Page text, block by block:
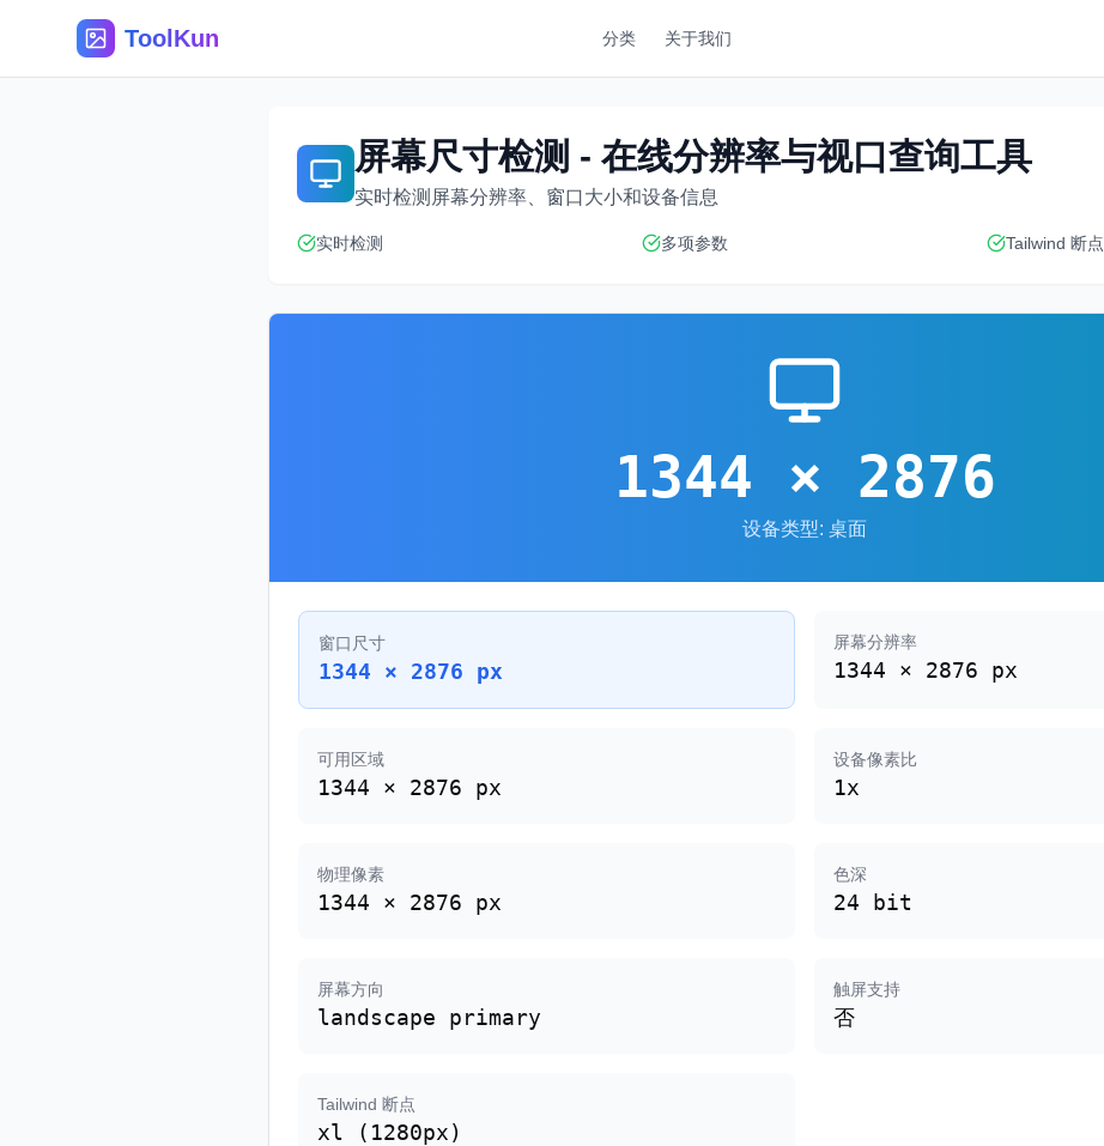
ToolKun 分类 关于我们
屏幕尺寸检测 - 在线分辨率与视口查询工具
实时检测屏幕分辨率、窗口大小和设备信息
实时检测 多项参数 Tailwind 断点
1344 × 2876
设备类型: 桌面
窗口尺寸
1344 × 2876 px
屏幕分辨率
1344 × 2876 px
可用区域
1344 × 2876 px
设备像素比
1x
物理像素
1344 × 2876 px
色深
24 bit
屏幕方向
landscape primary
触屏支持
否
Tailwind 断点
xl (1280px)